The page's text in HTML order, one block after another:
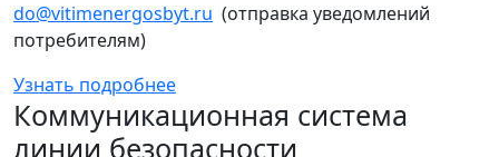
do@vitimenergosbyt.ru (отправка уведомлений
потребителям)
Узнать подробнее
Коммуникационная система
линии безопасности